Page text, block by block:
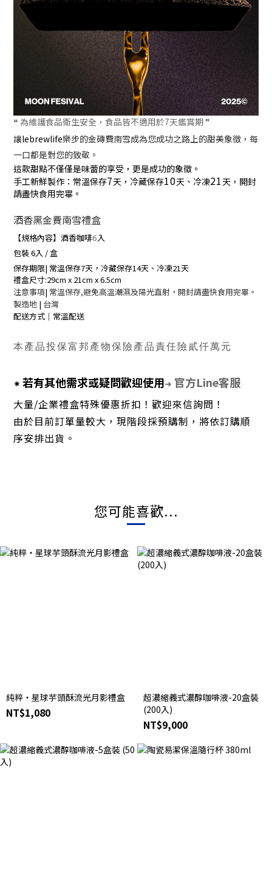
❝ 為維護食品衛生安全，食品皆不適用於7天鑑賞期 ❞
讓lebrewlife樂步的金磚費南雪成為您成功之路上的甜美象徵，每
一口都是對您的致敬。
這款甜點不僅僅是味蕾的享受，更是成功的象徵。
手工新鮮製作：常溫保存7天，冷藏保存10天、冷凍21 天，開封
請盡快食用完畢。
酒香黑金費南雪禮盒
【規格內容】酒香咖啡6入
包裝6入 /盒
保存期限| 常溫保存7天，冷藏保存14天、冷凍21天
禮盒尺寸:29cm x 21cm x 6.5cm
注意事項| 常溫保存,避免高溫潮濕及陽光直射，開封請盡快食用完畢。
製造地 | 台灣
配送方式｜常溫配送
本產品投保富邦產物保險產品責任險貳仟萬元
✷ 若有其他需求或疑問歡迎使用➜ 官方Line客服
大量/企業禮盒特殊優惠折扣！歡迎來信詢問！
由於目前訂單量較大，現階段採預購制，將依訂購順
序安排出貨。
您可能喜歡...
純粹・星球芋頭酥流光月影禮盒
NT$1,080
超濃縮義式濃醇咖啡液-20盒裝
(200入)
NT$9,000